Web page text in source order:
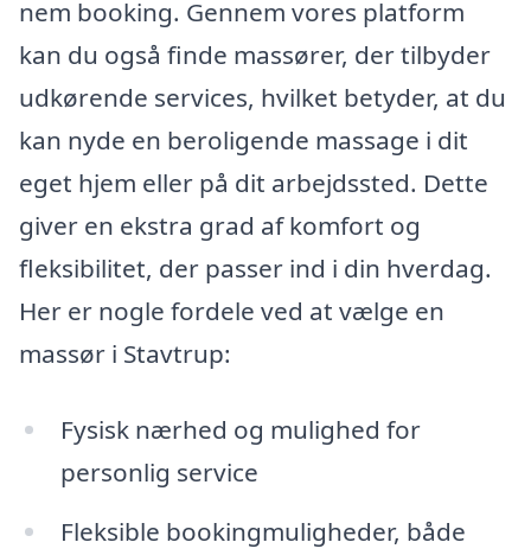
nem booking. Gennem vores platform
kan du også finde massører, der tilbyder
udkørende services, hvilket betyder, at du
kan nyde en beroligende massage i dit
eget hjem eller på dit arbejdssted. Dette
giver en ekstra grad af komfort og
fleksibilitet, der passer ind i din hverdag.
Her er nogle fordele ved at vælge en
massør i Stavtrup:
Fysisk nærhed og mulighed for
personlig service
Fleksible bookingmuligheder, både